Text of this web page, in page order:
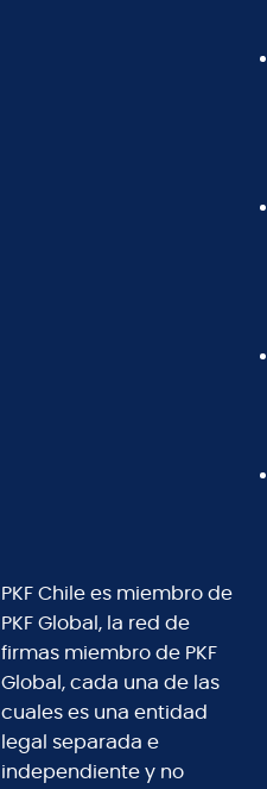
PKF Chile es miembro de
PKF Global, la red de
firmas miembro de PKF
Global, cada una de las
cuales es una entidad
legal separada e
independiente y no